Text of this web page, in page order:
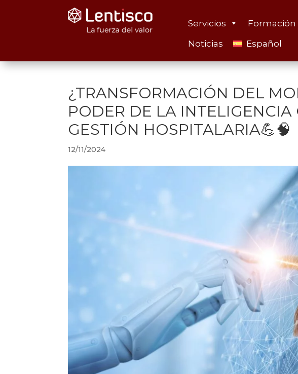
Servicios Formación
Noticias
Español
¿TRANSFORMACIÓN DEL
PODER DE LA
GESTIÓN HOSPITALARIA💪🧠
12/11/2024